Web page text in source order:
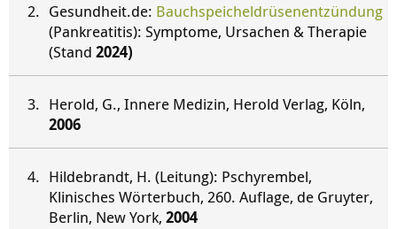
Gesundheit.de: Bauchspeicheldrüsenentzündung
(Pankreatitis): Symptome, Ursachen & Therapie
(Stand 2024)
Herold, G., Innere Medizin, Herold Verlag, Köln,
2006
Hildebrandt, H. (Leitung): Pschyrembel,
Klinisches Wörterbuch, 260. Auflage, de Gruyter,
Berlin, New York, 2004